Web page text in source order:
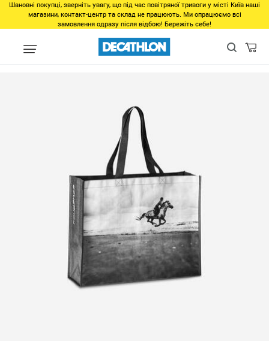
Шановні покупці, зверніть увагу, що під час повітряної тривоги у місті Київ наші
магазини, контакт-центр та склад не працюють. Ми опрацюємо всі
замовлення одразу після відбою! Бережіть себе!
Популярне Товари 500-1000грн Сумка с принтом лошади